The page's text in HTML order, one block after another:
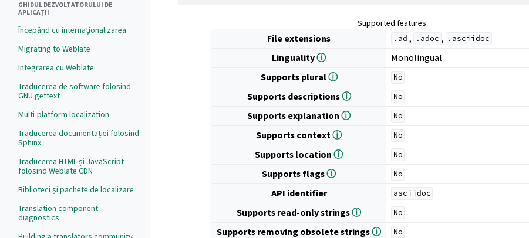
GHIDUL DEZVOLTATORULUI DE
APLICAȚII
Începând cu internaționalizarea
Migrating to Weblate
Integrarea cu Weblate
Traducerea de software folosind
GNU gettext
Multi-platform localization
Traducerea documentației folosind
Sphinx
Traducerea HTML și JavaScript
folosind Weblate CDN
Biblioteci și pachete de localizare
Translation component
diagnostics
Supported features
File extensions .ad , .adoc , .asciidoc
Lingualityⓘ
Monolingual
Supports pluralⓘ No
Supports descriptionsⓘ No
Supports explanationⓘ No
Supports contextⓘ No
Supports locationⓘ No
Supports flagsⓘ No
API identifier asciidoc
Supports read-only stringsⓘ No
Supports removing obsolete stringsⓘ No